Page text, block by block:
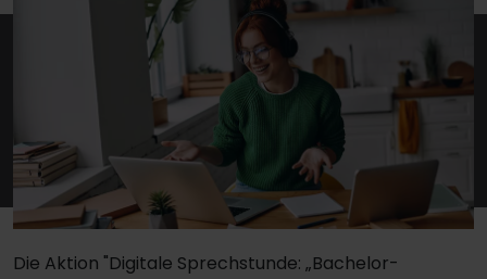
Die Aktion "Digitale Sprechstunde: „Bachelor-